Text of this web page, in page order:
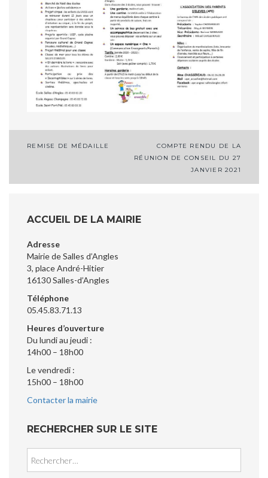
Navigation
l’article
REMISE DE MÉDAILLE
COMPTE RENDU DE LA
RÉUNION DE CONSEIL DU 27
JANVIER 2021
ACCUEIL DE LA MAIRIE
Adresse
Mairie de Salles d’Angles
3, place André-Hitier
16130 Salles-d’Angles
Téléphone
05.45.83.71.13
Heures d’ouverture
Du lundi au jeudi :
14h00 – 18h00
Le vendredi :
15h00 – 18h00
Contacter la mairie
RECHERCHER SUR LE SITE